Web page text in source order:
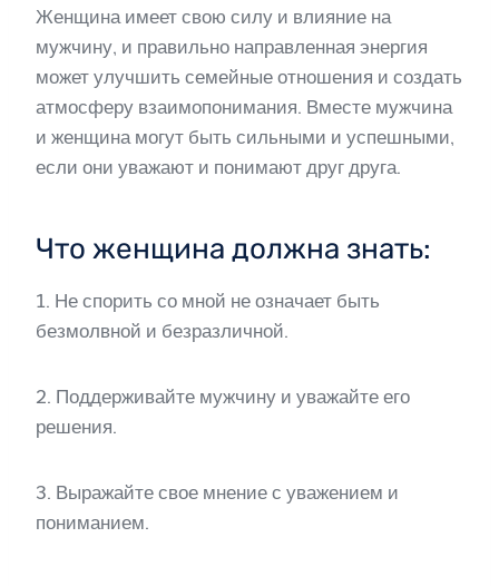
Женщина имеет свою силу и влияние на
мужчину, и правильно направленная энергия
может улучшить семейные отношения и создать
атмосферу взаимопонимания. Вместе мужчина
и женщина могут быть сильными и успешными,
если они уважают и понимают друг друга.
Что женщина должна знать:
1. Не спорить со мной не означает быть
безмолвной и безразличной.
2. Поддерживайте мужчину и уважайте его
решения.
3. Выражайте свое мнение с уважением и
пониманием.